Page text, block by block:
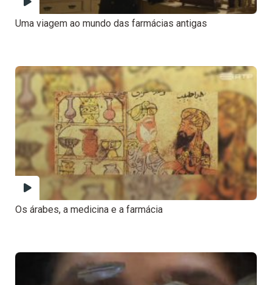
Uma viagem ao mundo das farmácias antigas
Os árabes, a medicina e a farmácia